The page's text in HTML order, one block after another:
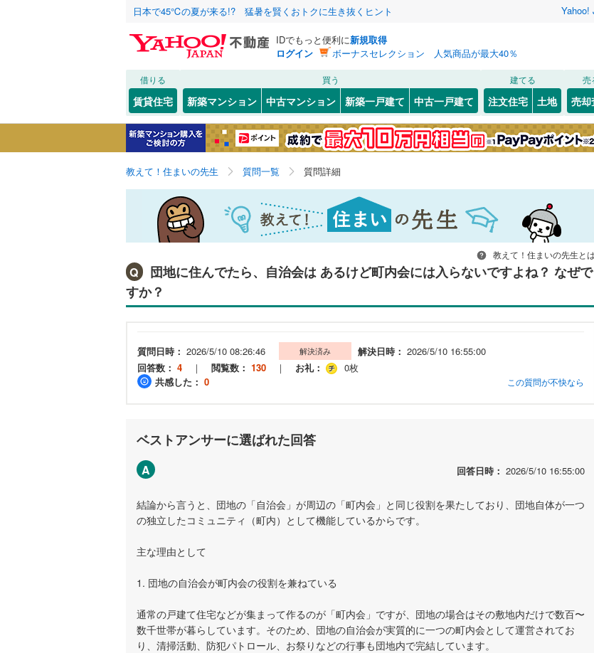
日本で45℃の夏が来る!? 猛暑を賢くおトクに生き抜くヒント Yahoo!
IDでもっと便利に新規取得
ログイン
ボーナスセレクション 人気商品が最大40％
借りる
賃貸住宅
買う
新築マンション 中古マンション 新築一戸建て 中古一戸建て
建てる
注文住宅 土地
売
売却
教えて！住まいの先生 質問一覧 質問詳細
教えて！住まいの先生とは
Q
団地に住んでたら、自治会は あるけど町内会には入らないですよね？ なぜで
すか？
質問日時： 2026/5/10 08:26:46 解決済み 解決日時： 2026/5/10 16:55:00
回答数： 4 ｜ 閲覧数： 130 ｜ お礼：
0枚
共感した： 0 この質問が不快なら
ベストアンサーに選ばれた回答
A 回答日時： 2026/5/10 16:55:00
結論から言うと、団地の「自治会」が周辺の「町内会」と同じ役割を果たしており、団地自体が一つ
の独立したコミュニティ（町内）として機能しているからです。
主な理由として
1. 団地の自治会が町内会の役割を兼ねている
通常の戸建て住宅などが集まって作るのが「町内会」ですが、団地の場合はその敷地内だけで数百〜
数千世帯が暮らしています。そのため、団地の自治会が実質的に一つの町内会として運営されてお
り、清掃活動、防犯パトロール、お祭りなどの行事も団地内で完結しています。